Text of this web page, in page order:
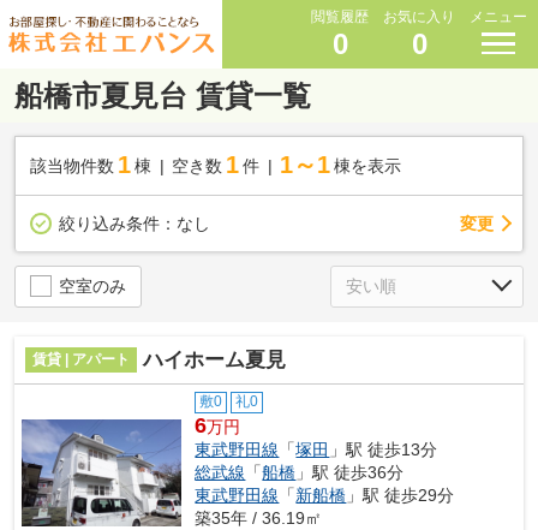
閲覧履歴
0
お気に入り
0
メニュー
船橋市夏見台 賃貸一覧
該当物件数 1棟 空き数 1 件 1～1 棟を表示
絞り込み条件： なし 変更
空室のみ
賃貸 | アパート ハイホーム夏見
敷0 礼0
6万円
東武野田線 「塚田 」駅 徒歩13分
総武線 「船橋 」駅 徒歩36分
東武野田線 「新船橋 」駅 徒歩29分
築35年 / 36.19㎡